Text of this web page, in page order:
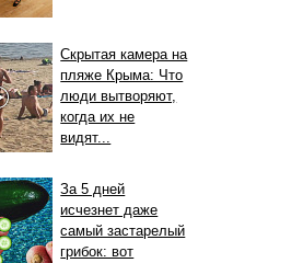
Скрытая камера на
пляже Крыма: Что
люди вытворяют,
когда их не
видят...
За 5 дней
исчезнет даже
самый застарелый
грибок: вот